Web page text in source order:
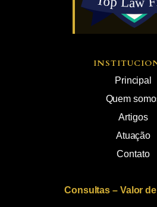
Principal
Quem
Artigos
Atuação
Contato
Consultas – Valor